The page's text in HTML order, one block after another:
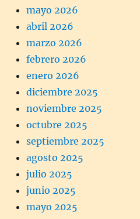
mayo 2026
abril 2026
marzo 2026
febrero 2026
enero 2026
diciembre 2025
noviembre 2025
octubre 2025
septiembre 2025
agosto 2025
julio 2025
junio 2025
mayo 2025